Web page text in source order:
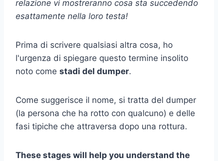
relazione vi mostreranno cosa sta succedendo
esattamente nella loro testa!
Prima di scrivere qualsiasi altra cosa, ho
l'urgenza di spiegare questo termine insolito
noto come stadi del dumper.
Come suggerisce il nome, si tratta del dumper
(la persona che ha rotto con qualcuno) e delle
fasi tipiche che attraversa dopo una rottura.
These stages will help you understand the